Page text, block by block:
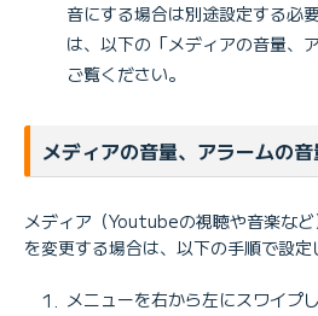
音にする場合は別途設定する必
は、以下の「メディアの音量、
ご覧ください。
メディアの音量、アラームの
メディア（Youtubeの視聴や音楽な
を変更する場合は、以下の手順で設定
メニューを右から左にスワイプ